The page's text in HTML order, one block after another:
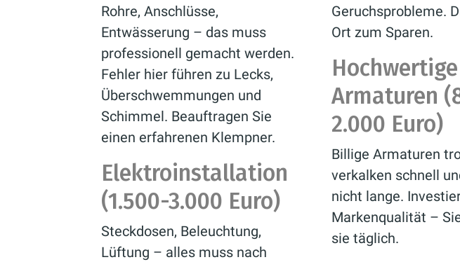
Rohre, Anschlüsse,
Entwässerung – das muss
professionell gemacht werden.
Fehler hier führen zu Lecks,
Überschwemmungen und
Schimmel. Beauftragen Sie
einen erfahrenen Klempner.
Elektroinstallation
(1.500-3.000 Euro)
Steckdosen, Beleuchtung,
Lüftung – alles muss nach
Geruchsprobleme.
Ort zum Sparen.
Hochwertige
Armaturen
2.000 Euro)
Billige Armaturen
verkalken schnell
nicht lange.
Markenqualität –
sie täglich.